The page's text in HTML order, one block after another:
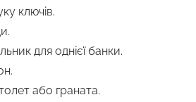
ключів.
для однієї банки.
або граната.